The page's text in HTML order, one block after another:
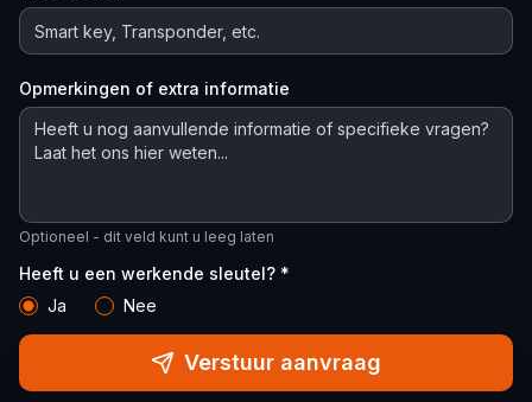
Opmerkingen of extra informatie
Optioneel - dit veld kunt u leeg laten
Heeft u een werkende sleutel? *
Ja
Nee
Verstuur aanvraag